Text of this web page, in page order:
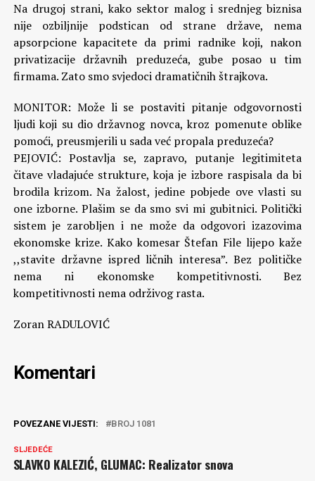
Na drugoj strani, kako sektor malog i srednjeg biznisa
nije ozbiljnije podstican od strane države, nema
apsorpcione kapacitete da primi radnike koji, nakon
privatizacije državnih preduzeća, gube posao u tim
firmama. Zato smo svjedoci dramatičnih štrajkova.
MONITOR: Može li se postaviti pitanje odgovornosti
ljudi koji su dio državnog novca, kroz pomenute oblike
pomoći, preusmjerili u sada već propala preduzeća?
PEJOVIĆ: Postavlja se, zapravo, putanje legitimiteta
čitave vladajuće strukture, koja je izbore raspisala da bi
brodila krizom. Na žalost, jedine pobjede ove vlasti su
one izborne. Plašim se da smo svi mi gubitnici. Politički
sistem je zarobljen i ne može da odgovori izazovima
ekonomske krize. Kako komesar Štefan File lijepo kaže
,,stavite državne ispred ličnih interesa”. Bez političke
nema ni ekonomske kompetitivnosti. Bez
kompetitivnosti nema održivog rasta.
Zoran RADULOVIĆ
Komentari
POVEZANE VIJESTI: BROJ 1081
SLJEDEĆE
SLAVKO KALEZIĆ, GLUMAC: Realizator snova